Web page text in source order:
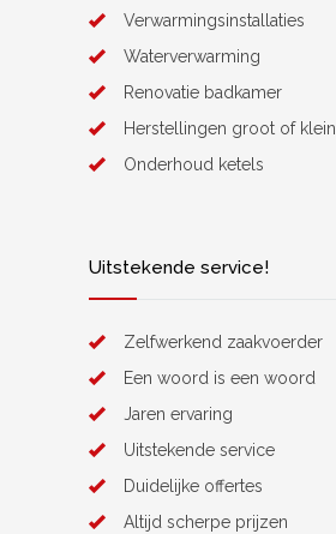
Verwarmingsinstallaties
Waterverwarming
Renovatie badkamer
Herstellingen groot of klein
Onderhoud ketels
Uitstekende service!
Zelfwerkend zaakvoerder
Een woord is een woord
Jaren ervaring
Uitstekende service
Duidelijke offertes
Altijd scherpe prijzen